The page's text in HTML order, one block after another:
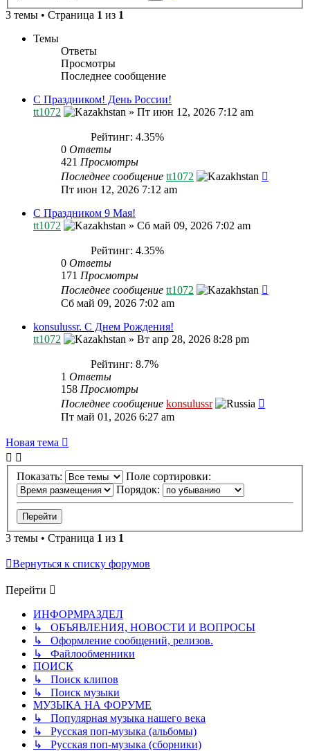
3 темы • Страница 1 из 1
Темы
Ответы
Просмотры
Последнее сообщение
С Праздником! День России!
tt1072
» Пт июн 12, 2026 7:12 am
Рейтинг: 4.35%
0 Ответы
421 Просмотры
Последнее сообщение tt1072
Пт июн 12, 2026 7:12 am
С Праздником 9 Мая!
tt1072
» Сб май 09, 2026 7:02 am
Рейтинг: 4.35%
0 Ответы
171 Просмотры
Последнее сообщение tt1072
Сб май 09, 2026 7:02 am
konsulussr. С Днем Рождения!
tt1072
» Вт апр 28, 2026 8:28 pm
Рейтинг: 8.7%
1 Ответы
158 Просмотры
Последнее сообщение konsulussr
Пт май 01, 2026 6:27 am
Новая тема
Показать:
Поле сортировки:
Порядок:
3 темы • Страница 1 из 1
Вернуться к списку форумов
Перейти
ИНФОРМРАЗДЕЛ
↳ ОБЪЯВЛЕНИЯ, НОВОСТИ И ВОПРОСЫ
↳ Оформление сообщений, релизов.
↳ Файлообменники
ПОИСК
↳ Поиск клипов
↳ Поиск музыки
МУЗЫКА НА ФОРУМЕ
↳ Популярная музыка нашего века
↳ Русская поп-музыка (альбомы)
↳ Русская поп-музыка (сборники)